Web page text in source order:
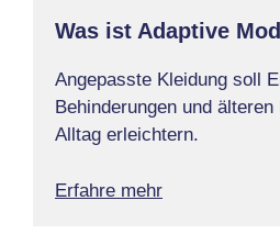
Was ist Adaptive
Angepasste Kleidung soll
Behinderungen und
Alltag erleichtern.
Erfahre mehr